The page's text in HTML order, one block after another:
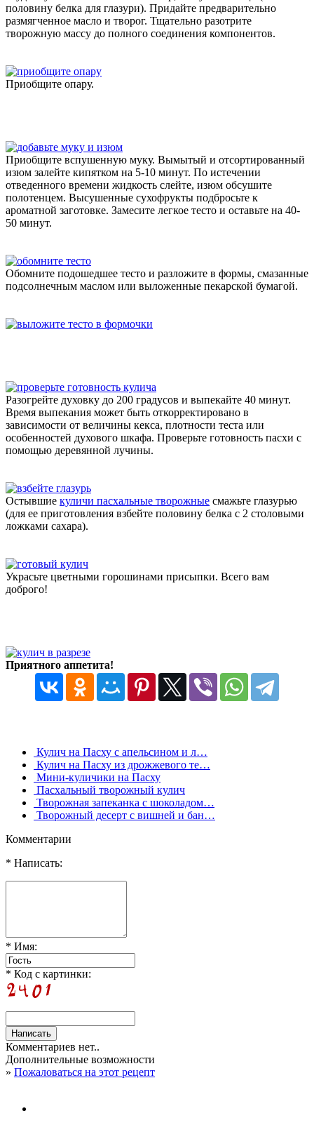
половину белка для глазури). Придайте предварительно
размягченное масло и творог. Тщательно разотрите
творожную массу до полного соединения компонентов.
Приобщите опару.
Приобщите вспушенную муку. Вымытый и отсортированный
изюм залейте кипятком на 5-10 минут. По истечении
отведенного времени жидкость слейте, изюм обсушите
полотенцем. Высушенные сухофрукты подбросьте к
ароматной заготовке. Замесите легкое тесто и оставьте на 40-
50 минут.
Обомните подошедшее тесто и разложите в формы, смазанные
подсолнечным маслом или выложенные пекарской бумагой.
Разогрейте духовку до 200 градусов и выпекайте 40 минут.
Время выпекания может быть откорректировано в
зависимости от величины кекса, плотности теста или
особенностей духового шкафа. Проверьте готовность пасхи с
помощью деревянной лучины.
Остывшие куличи пасхальные творожные смажьте глазурью
(для ее приготовления взбейте половину белка с 2 столовыми
ложками сахара).
Украсьте цветными горошинами присыпки. Всего вам
доброго!
Приятного аппетита!
Кулич на Пасху с апельсином и л…
Кулич на Пасху из дрожжевого те…
Мини-куличики на Пасху
Пасхальный творожный кулич
Творожная запеканка с шоколадом…
Творожный десерт с вишней и бан…
Комментарии
* Написать:
* Имя:
* Код с картинки:
Комментариев нет..
Дополнительные возможности
» Пожаловаться на этот рецепт